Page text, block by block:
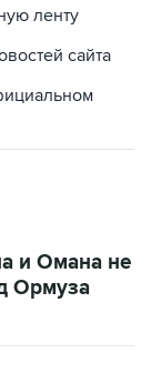
ленту
сайта
и Омана не
Ормуза